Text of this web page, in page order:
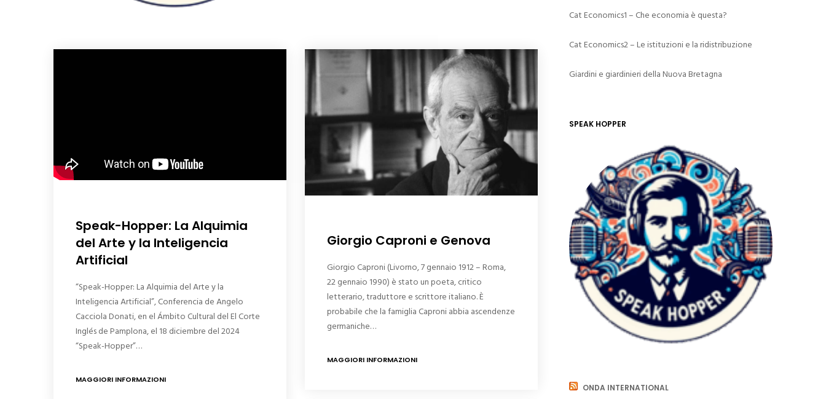
Speak-Hopper: La Alquimia
del Arte y la Inteligencia
Artificial
“Speak-Hopper: La Alquimia del Arte y la
Inteligencia Artificial”, Conferencia de Angelo
Cacciola Donati, en el Ámbito Cultural del El Corte
Inglés de Pamplona, el 18 diciembre del 2024
“Speak-Hopper”…
MAGGIORI INFORMAZIONI
Giorgio Caproni e Genova
Giorgio Caproni (Livorno, 7 gennaio 1912 – Roma,
22 gennaio 1990) è stato un poeta, critico
letterario, traduttore e scrittore italiano. È
probabile che la famiglia Caproni abbia ascendenze
germaniche…
MAGGIORI INFORMAZIONI
Cat Economics1 – Che economia è questa?
Cat Economics2 – Le istituzioni e la ridistribuzione
Giardini e giardinieri della Nuova Bretagna
SPEAK HOPPER
ONDA INTERNATIONAL